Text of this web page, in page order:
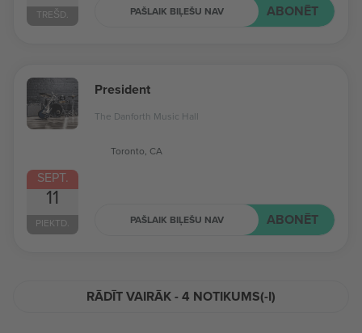
TREŠD. PAŠLAIK BIĻEŠU NAV ABONĒT
SEPT.
11
PIEKTD.
President
The Danforth Music Hall
Toronto, CA
PAŠLAIK BIĻEŠU NAV ABONĒT
RĀDĪT VAIRĀK - 4 NOTIKUMS(-I)